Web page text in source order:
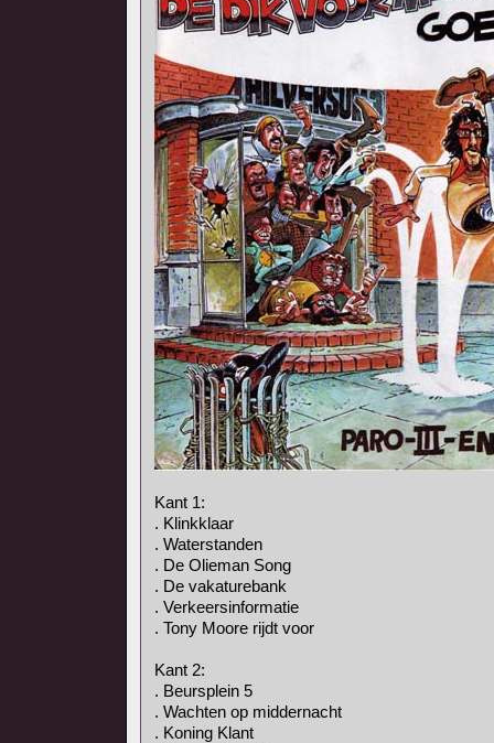
Kant 1:
. Klinkklaar
. Waterstanden
. De Olieman Song
. De vakaturebank
. Verkeersinformatie
. Tony Moore rijdt voor
Kant 2:
. Beursplein 5
. Wachten op middernacht
. Koning Klant